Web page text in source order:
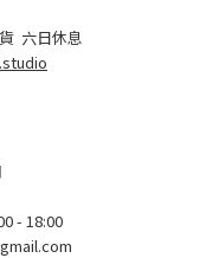
六日休息
- 18:00